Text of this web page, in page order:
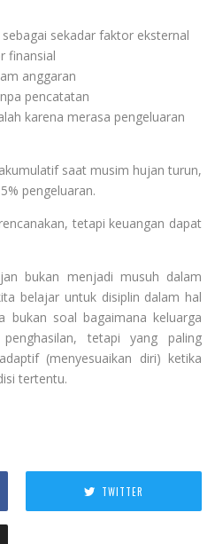
sekadar faktor eksternal
finansial
anggaran
pencatatan
karena merasa pengeluaran
saat musim hujan turun,
pengeluaran.
tetapi keuangan dapat
bukan menjadi musuh dalam
belajar untuk disiplin dalam hal
bukan soal bagaimana keluarga
tetapi yang paling
(menyesuaikan diri) ketika
tertentu.
TWITTER